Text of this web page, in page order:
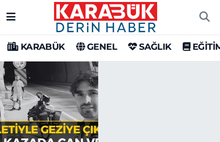
KARABÜK GENEL SAĞLIK
Karabük Hava Durumu
Karabük Trafik Yoğunluk Haritası
Süper Lig Puan Durumu ve Fikstür
Tüm Manşetler